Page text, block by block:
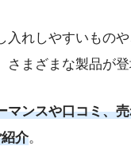
入れしやすいもの
まざまな製品が登
マンスや口コミ、
介。